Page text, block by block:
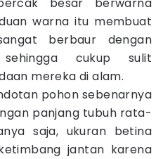
warna itu membuat
berbaur dengan
cukup sulit
mereka di alam.
pohon sebenarnya
panjang tubuh rata-
saja, ukuran betina
jantan karena